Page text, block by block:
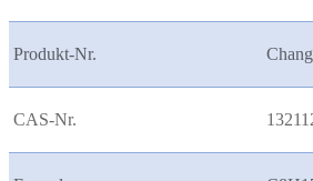
Produkt-Nr.
CAS-Nr.